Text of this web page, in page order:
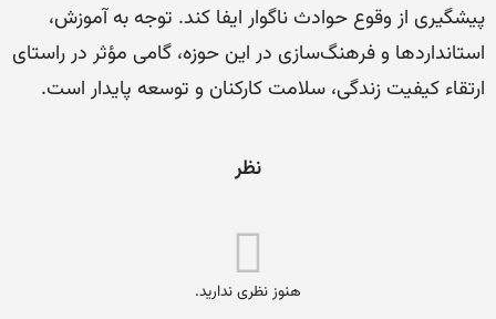
پیشگیری از وقوع حوادث ناگوار ایفا کند. توجه به آموزش،
استانداردها و فرهنگ‌سازی در این حوزه، گامی مؤثر در راستای
ارتقاء کیفیت زندگی، سلامت کارکنان و توسعه پایدار است.
نظر
هنوز نظری ندارید.